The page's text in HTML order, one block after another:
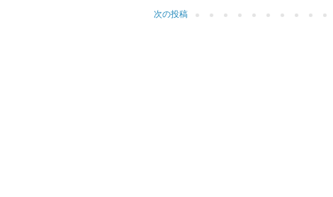
次の投稿